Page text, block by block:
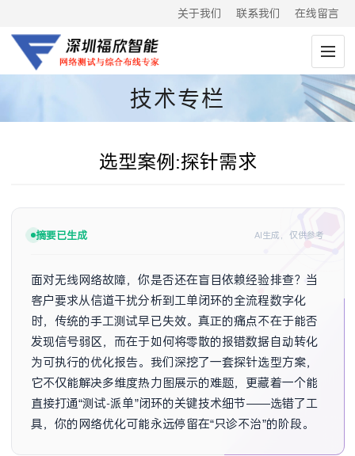
关于我们 联系我们 在线留言
技术专栏
选型案例:探针需求
摘要已生成 AI生成，仅供参考
面对无线网络故障，你是否还在盲目依赖经验排查？当
客户要求从信道干扰分析到工单闭环的全流程数字化
时，传统的手工测试早已失效。真正的痛点不在于能否
发现信号弱区，而在于如何将零散的报错数据自动转化
为可执行的优化报告。我们深挖了一套探针选型方案，
它不仅能解决多维度热力图展示的难题，更藏着一个能
直接打通“测试-派单”闭环的关键技术细节——选错了工
具，你的网络优化可能永远停留在“只诊不治”的阶段。